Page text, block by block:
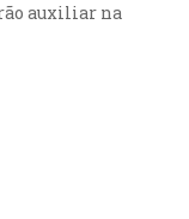
auxiliar na